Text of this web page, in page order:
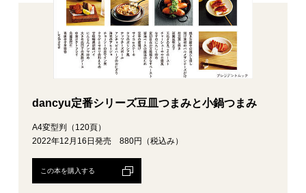
dancyu定番シリーズ豆皿つまみと小鍋つまみ
A4変型判（120頁）
2022年12月16日発売 880円（税込み）
この本を購入する